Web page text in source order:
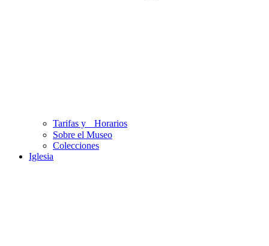
Tarifas y Horarios
Sobre el Museo
Colecciones
Iglesia